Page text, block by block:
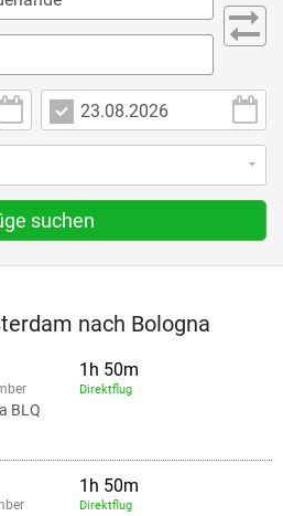
suchen
nach Bologna
1h 50m
Direktflug
BLQ
1h 50m
Direktflug